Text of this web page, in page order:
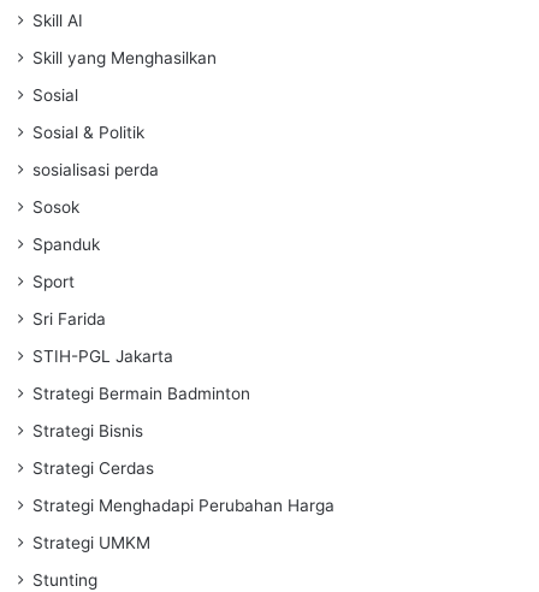
Skill AI
Skill yang Menghasilkan
Sosial
Sosial & Politik
sosialisasi perda
Sosok
Spanduk
Sport
Sri Farida
STIH-PGL Jakarta
Strategi Bermain Badminton
Strategi Bisnis
Strategi Cerdas
Strategi Menghadapi Perubahan Harga
Strategi UMKM
Stunting